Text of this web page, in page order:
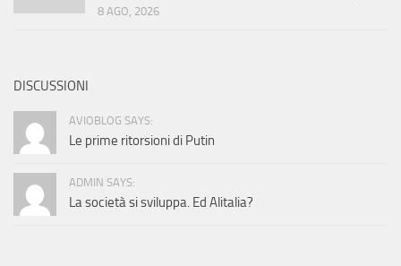
8 AGO, 2026
DISCUSSIONI
AVIOBLOG SAYS:
Le prime ritorsioni di Putin
ADMIN SAYS:
La società si sviluppa. Ed Alitalia?